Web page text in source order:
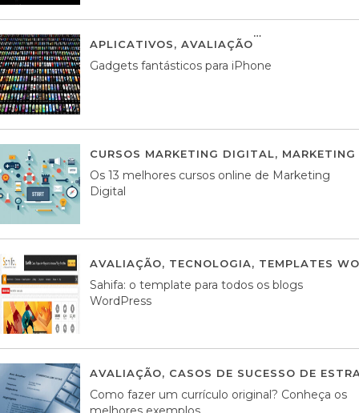
APLICATIVOS, AVALIAÇÃO
Gadgets fantásticos para iPhone
CURSOS MARKETING DIGITAL,
Os 13 melhores cursos online de Marketing
Digital
AVALIAÇÃO, TECNOLOGIA, TEMPLATES
Sahifa: o template para todos os blogs
WordPress
AVALIAÇÃO, CASOS DE SUCESSO DE
Como fazer um currículo original? Conheça os